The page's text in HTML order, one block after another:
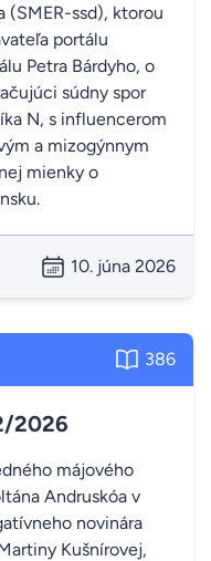
(SMER-ssd), ktorou
portálu
Petra Bárdyho, o
súdny spor
N, s influencerom
a mizogýnnym
mienky o
10. júna 2026
386
2026
májového
Andruskóa v
novinára
Kušnírovej,